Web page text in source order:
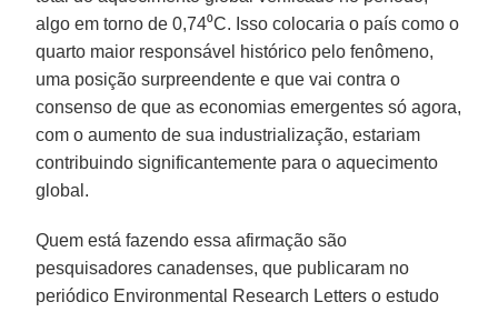
algo em torno de 0,74⁰C. Isso colocaria o país como o
quarto maior responsável histórico pelo fenômeno,
uma posição surpreendente e que vai contra o
consenso de que as economias emergentes só agora,
com o aumento de sua industrialização, estariam
contribuindo significantemente para o aquecimento
global.
Quem está fazendo essa afirmação são
pesquisadores canadenses, que publicaram no
periódico Environmental Research Letters o estudo